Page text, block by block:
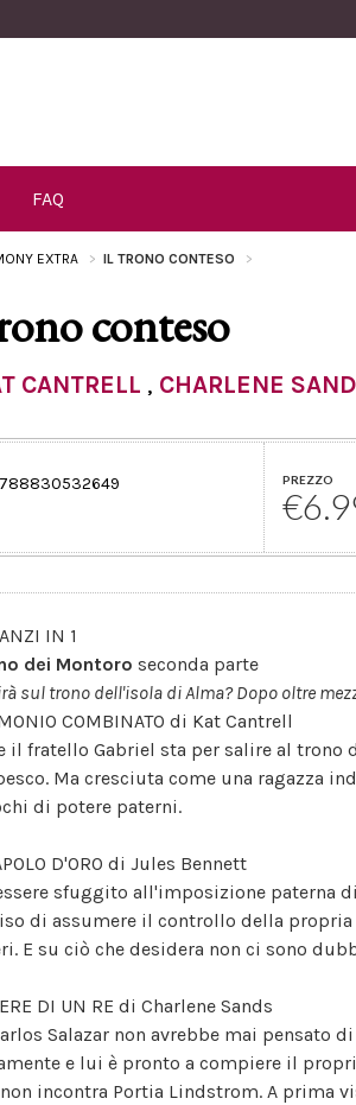
FAQ
EXTRA IL TRONO CONTESO
conteso
CANTRELL , CHARLENE
PREZZO
IN 1
dei Montoro seconda parte
sul trono dell'isola di Alma? Dopo oltre
COMBINATO di Kat Cantrell
il fratello Gabriel sta per salire al
Ma cresciuta come una ragazza
di potere paterni.
D'ORO di Jules Bennett
sfuggito all'imposizione paterna
di assumere il controllo della
E su ciò che desidera non ci sono
DI UN RE di Charlene Sands
Salazar non avrebbe mai pensato
e lui è pronto a compiere il
incontra Portia Lindstrom. A prima